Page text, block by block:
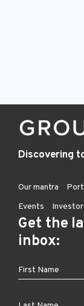
Discovering
Our mantra
Events
Get the
inbox: